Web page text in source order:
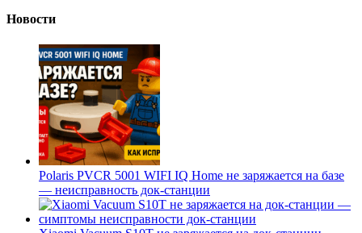
Новости
Polaris PVCR 5001 WIFI IQ Home не заряжается на базе
— неисправность док-станции